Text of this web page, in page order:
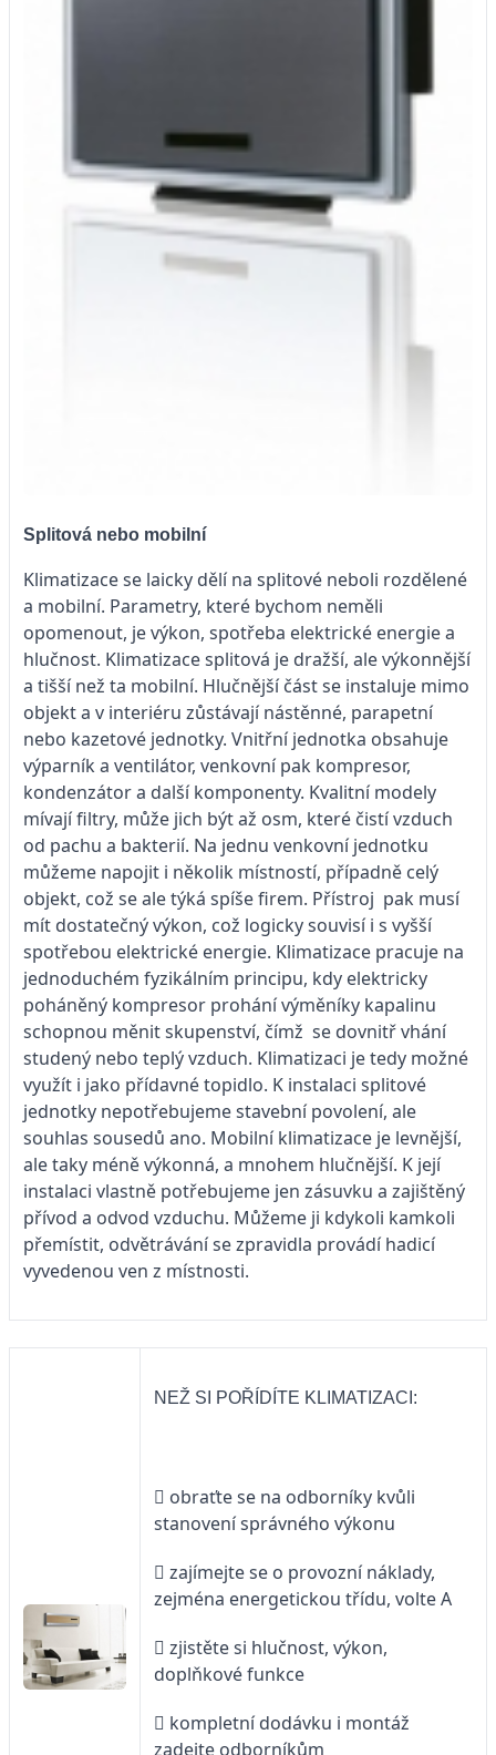
Splitová nebo mobilní
Klimatizace se laicky dělí na splitové neboli rozdělené
a mobilní. Parametry, které bychom neměli
opomenout, je výkon, spotřeba elektrické energie a
hlučnost. Klimatizace splitová je dražší, ale výkonnější
a tišší než ta mobilní. Hlučnější část se instaluje mimo
objekt a v interiéru zůstávají nástěnné, parapetní
nebo kazetové jednotky. Vnitřní jednotka obsahuje
výparník a ventilátor, venkovní pak kompresor,
kondenzátor a další komponenty. Kvalitní modely
mívají filtry, může jich být až osm, které čistí vzduch
od pachu a bakterií. Na jednu venkovní jednotku
můžeme napojit i několik místností, případně celý
objekt, což se ale týká spíše firem. Přístroj pak musí
mít dostatečný výkon, což logicky souvisí i s vyšší
spotřebou elektrické energie. Klimatizace pracuje na
jednoduchém fyzikálním principu, kdy elektricky
poháněný kompresor prohání výměníky kapalinu
schopnou měnit skupenství, čímž se dovnitř vhání
studený nebo teplý vzduch. Klimatizaci je tedy možné
využít i jako přídavné topidlo. K instalaci splitové
jednotky nepotřebujeme stavební povolení, ale
souhlas sousedů ano. Mobilní klimatizace je levnější,
ale taky méně výkonná, a mnohem hlučnější. K její
instalaci vlastně potřebujeme jen zásuvku a zajištěný
přívod a odvod vzduchu. Můžeme ji kdykoli kamkoli
přemístit, odvětrávání se zpravidla provádí hadicí
vyvedenou ven z místnosti.
NEŽ SI POŘÍDÍTE KLIMATIZACI:
 obraťte se na odborníky kvůli
stanovení správného výkonu
 zajímejte se o provozní náklady,
zejména energetickou třídu, volte A
 zjistěte si hlučnost, výkon,
doplňkové funkce
 kompletní dodávku i montáž
zadejte odborníkům